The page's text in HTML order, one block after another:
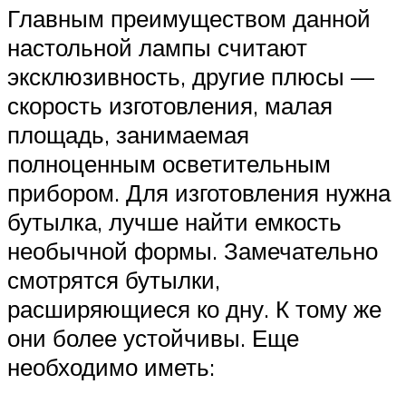
Главным преимуществом данной
настольной лампы считают
эксклюзивность, другие плюсы —
скорость изготовления, малая
площадь, занимаемая
полноценным осветительным
прибором. Для изготовления нужна
бутылка, лучше найти емкость
необычной формы. Замечательно
смотрятся бутылки,
расширяющиеся ко дну. К тому же
они более устойчивы. Еще
необходимо иметь: